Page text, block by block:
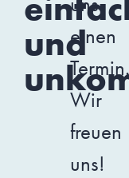
undeinen
Wir
freuen
uns!